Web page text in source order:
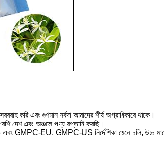
করি এবং গুণমান সর্বদা আমাদের শীর্ষ অগ্রাধিকারে থাকে।
দেশ এবং অঞ্চলে পণ্য রপ্তানি করছি।
EU, GMPC-US নির্দেশিকা মেনে চলি, উচ্চ মানের